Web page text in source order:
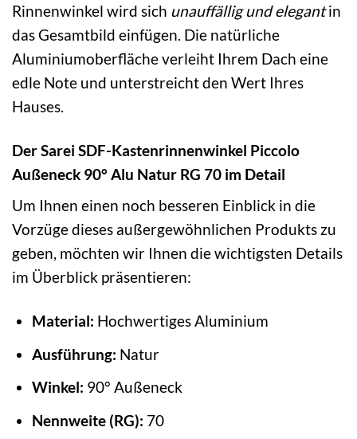
Rinnenwinkel wird sich unauffällig und elegantin
das Gesamtbild einfügen. Die natürliche
Aluminiumoberfläche verleiht Ihrem Dach eine
edle Note und unterstreicht den Wert Ihres
Hauses.
Der Sarei SDF-Kastenrinnenwinkel Piccolo
Außeneck 90° Alu Natur RG 70 im Detail
Um Ihnen einen noch besseren Einblick in die
Vorzüge dieses außergewöhnlichen Produkts zu
geben, möchten wir Ihnen die wichtigsten Details
im Überblick präsentieren:
Material: Hochwertiges Aluminium
Ausführung: Natur
Winkel: 90° Außeneck
Nennweite (RG): 70